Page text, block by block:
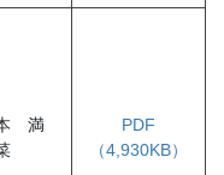
満
PDF
（4,930KB）